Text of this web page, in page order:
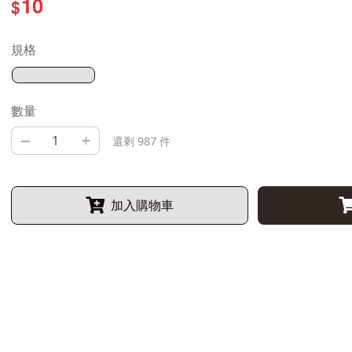
$
規格
數量
– + 還剩 987 件
加入購物車